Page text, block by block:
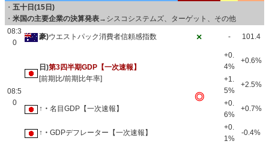
・ 五十日(15日)
・ 米国の主要企業の決算発表→シスコシステムズ、ターゲット、その他
08:3
0
豪)ウエストパック消費者信頼感指数 × - 101.4
08:5
0
日)第3四半期GDP【一次速報】
[前期比/前期比年率]
◎
+0.
4%
+0.6%
+1.
5%
+2.5%
↑・ 名目GDP【一次速報】
+0.
6%
+0.7%
↑・ GDPデフレーター【一次速報】
+0.
1%
-0.4%